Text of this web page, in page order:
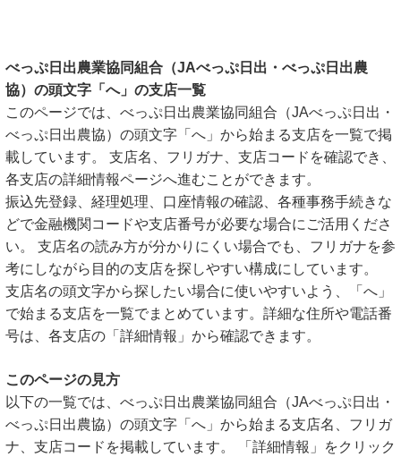
べっぷ日出農業協同組合（JAべっぷ日出・べっぷ日出農
協）の頭文字「へ」の支店一覧
このページでは、べっぷ日出農業協同組合（JAべっぷ日出・
べっぷ日出農協）の頭文字「へ」から始まる支店を一覧で掲
載しています。 支店名、フリガナ、支店コードを確認でき、
各支店の詳細情報ページへ進むことができます。
振込先登録、経理処理、口座情報の確認、各種事務手続きな
どで金融機関コードや支店番号が必要な場合にご活用くださ
い。 支店名の読み方が分かりにくい場合でも、フリガナを参
考にしながら目的の支店を探しやすい構成にしています。
支店名の頭文字から探したい場合に使いやすいよう、「へ」
で始まる支店を一覧でまとめています。詳細な住所や電話番
号は、各支店の「詳細情報」から確認できます。
このページの見方
以下の一覧では、べっぷ日出農業協同組合（JAべっぷ日出・
べっぷ日出農協）の頭文字「へ」から始まる支店名、フリガ
ナ、支店コードを掲載しています。 「詳細情報」をクリック